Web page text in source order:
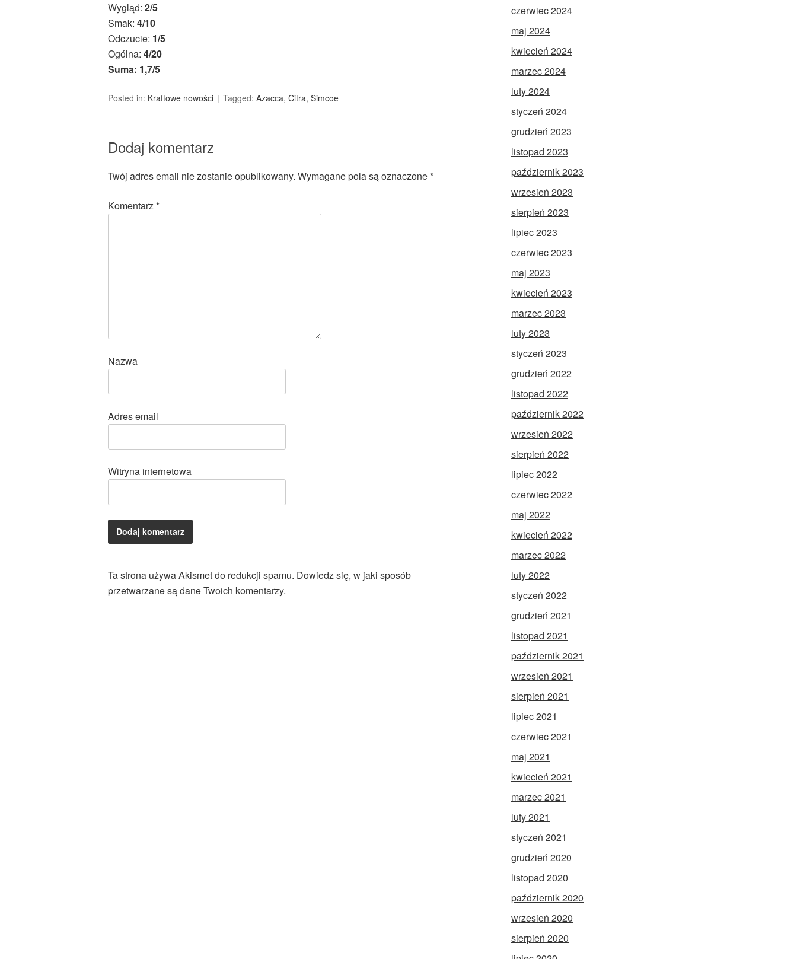
Wygląd: 2/5
Smak: 4/10
Odczucie: 1/5
Ogólna: 4/20
Suma: 1,7/5
Posted in: Kraftowe nowości Tagged: Azacca, Citra, Simcoe
Dodaj komentarz
Twój adres email nie zostanie opublikowany. Wymagane pola są oznaczone*
Komentarz*
Nazwa
Adres email
Witryna internetowa
Ta strona używa Akismet do redukcji spamu. Dowiedz się, w jaki sposób
przetwarzane są dane Twoich komentarzy.
czerwiec 2024
maj 2024
kwiecień 2024
marzec 2024
luty 2024
styczeń 2024
grudzień 2023
listopad 2023
październik 2023
wrzesień 2023
sierpień 2023
lipiec 2023
czerwiec 2023
maj 2023
kwiecień 2023
marzec 2023
luty 2023
styczeń 2023
grudzień 2022
listopad 2022
październik 2022
wrzesień 2022
sierpień 2022
lipiec 2022
czerwiec 2022
maj 2022
kwiecień 2022
marzec 2022
luty 2022
styczeń 2022
grudzień 2021
listopad 2021
październik 2021
wrzesień 2021
sierpień 2021
lipiec 2021
czerwiec 2021
maj 2021
kwiecień 2021
marzec 2021
luty 2021
styczeń 2021
grudzień 2020
listopad 2020
październik 2020
wrzesień 2020
sierpień 2020